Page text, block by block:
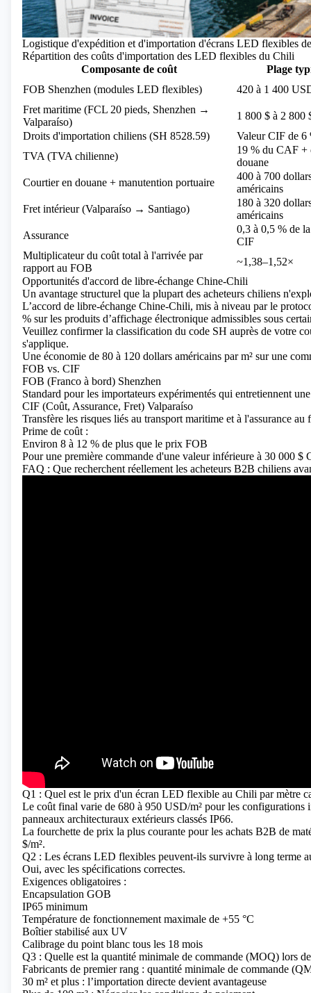
Logistique d'expédition et d'importation d'écrans LED flexibles
Répartition des coûts d'importation des LED flexibles du Chili
Composante de coût
Plage
FOB Shenzhen (modules LED flexibles)
420 à 1 400
Fret maritime (FCL 20 pieds, Shenzhen →
Valparaíso)
1 800 $ à 2 800
Droits d'importation chiliens (SH 8528.59)
Valeur CIF de 6
TVA (TVA chilienne)
19 % du CAF +
douane
Courtier en douane + manutention portuaire
400 à 700
américains
Fret intérieur (Valparaíso → Santiago)
180 à 320
américains
Assurance
0,3 à 0,5 % de
CIF
Multiplicateur du coût total à l'arrivée par
rapport au FOB
~1,38–1,52×
Opportunités d'accord de libre-échange Chine-Chili
Un avantage structurel que la plupart des acheteurs chiliens
L’accord de libre-échange Chine-Chili, mis à niveau par le
% sur les produits d’affichage électronique admissibles sous
Veuillez confirmer la classification du code SH auprès de votre
s'applique.
Une économie de 80 à 120 dollars américains par m² sur une
FOB vs. CIF
FOB (Franco à bord) Shenzhen
Standard pour les importateurs expérimentés qui entretiennent
CIF (Coût, Assurance, Fret) Valparaíso
Transfère les risques liés au transport maritime et à l'assurance au
Prime de coût :
Environ 8 à 12 % de plus que le prix FOB
Pour une première commande d'une valeur inférieure à 30 000
FAQ : Que recherchent réellement les acheteurs B2B chiliens
Q1 : Quel est le prix d'un écran LED flexible au Chili par mètre
Le coût final varie de 680 à 950 USD/m² pour les
panneaux architecturaux extérieurs classés IP66.
La fourchette de prix la plus courante pour les achats B2B de
$/m².
Q2 : Les écrans LED flexibles peuvent-ils survivre à long terme
Oui, avec les spécifications correctes.
Exigences obligatoires :
Encapsulation GOB
IP65 minimum
Température de fonctionnement maximale de +55 °C
Boîtier stabilisé aux UV
Calibrage du point blanc tous les 18 mois
Q3 : Quelle est la quantité minimale de commande (MOQ) lors
Fabricants de premier rang : quantité minimale de commande
30 m² et plus : l’importation directe devient avantageuse